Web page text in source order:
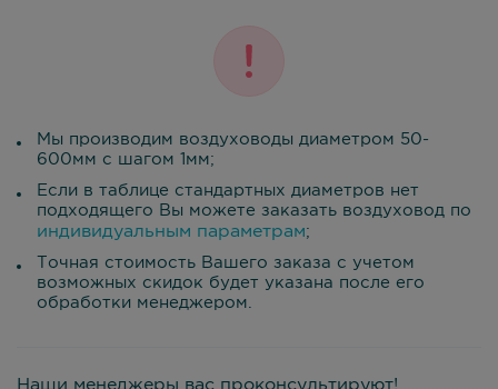
Мы производим воздуховоды диаметром 50-
600мм с шагом 1мм;
Если в таблице стандартных диаметров нет
подходящего Вы можете заказать воздуховод по
индивидуальным параметрам;
Точная стоимость Вашего заказа с учетом
возможных скидок будет указана после его
обработки менеджером.
Наши менеджеры вас проконсультируют!